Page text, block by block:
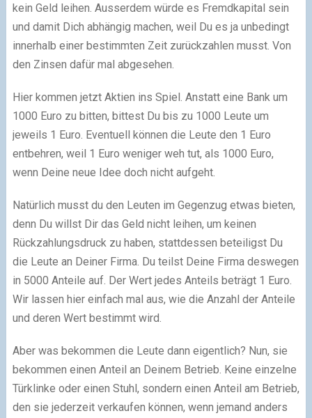
kein Geld leihen. Ausserdem würde es Fremdkapital sein
und damit Dich abhängig machen, weil Du es ja unbedingt
innerhalb einer bestimmten Zeit zurückzahlen musst. Von
den Zinsen dafür mal abgesehen.
Hier kommen jetzt Aktien ins Spiel. Anstatt eine Bank um
1000 Euro zu bitten, bittest Du bis zu 1000 Leute um
jeweils 1 Euro. Eventuell können die Leute den 1 Euro
entbehren, weil 1 Euro weniger weh tut, als 1000 Euro,
wenn Deine neue Idee doch nicht aufgeht.
Natürlich musst du den Leuten im Gegenzug etwas bieten,
denn Du willst Dir das Geld nicht leihen, um keinen
Rückzahlungsdruck zu haben, stattdessen beteiligst Du
die Leute an Deiner Firma. Du teilst Deine Firma deswegen
in 5000 Anteile auf. Der Wert jedes Anteils beträgt 1 Euro.
Wir lassen hier einfach mal aus, wie die Anzahl der Anteile
und deren Wert bestimmt wird.
Aber was bekommen die Leute dann eigentlich? Nun, sie
bekommen einen Anteil an Deinem Betrieb. Keine einzelne
Türklinke oder einen Stuhl, sondern einen Anteil am Betrieb,
den sie jederzeit verkaufen können, wenn jemand anders